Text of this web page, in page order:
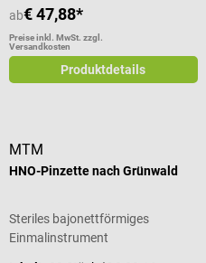
ab€ 47,88*
Preise inkl. MwSt. zzgl.
Versandkosten
Produktdetails
MTM
HNO-Pinzette nach Grünwald
Steriles bajonettförmiges
Einmalinstrument